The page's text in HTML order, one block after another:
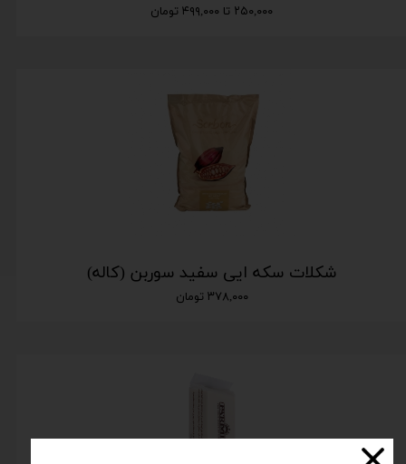
۲۵۰,۰۰۰ تا ۴۹۹,۰۰۰ تومان
شکلات سکه ایی سفید سوربن (کاله)
۳۷۸,۰۰۰ تومان